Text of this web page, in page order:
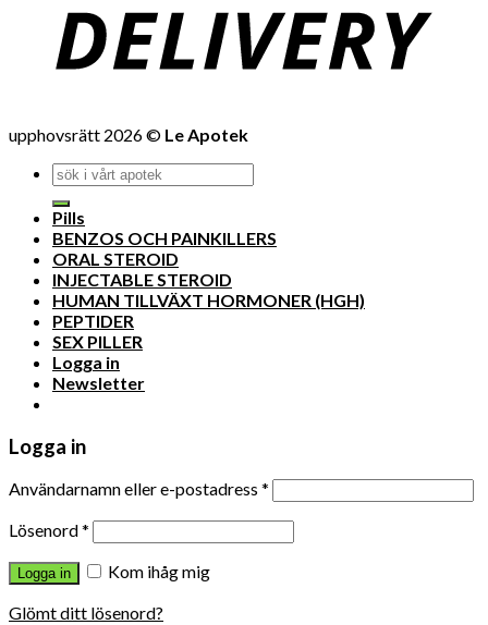
upphovsrätt 2026 © Le Apotek
Pills
BENZOS OCH PAINKILLERS
ORAL STEROID
INJECTABLE STEROID
HUMAN TILLVÄXT HORMONER (HGH)
PEPTIDER
SEX PILLER
Logga in
Newsletter
Logga in
Användarnamn eller e-postadress *
Lösenord*
Logga in
Kom ihåg mig
Glömt ditt lösenord?